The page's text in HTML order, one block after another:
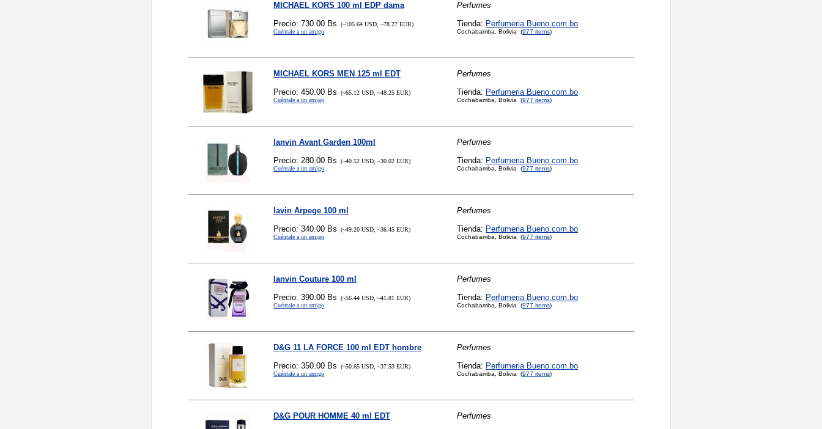
MICHAEL KORS 100 ml EDP dama
Precio: 730.00 Bs (~105.64 USD, ~78.27 EUR)
Cuéntale a un amigo
Perfumes
Tienda: Perfumeria Bueno.com.bo
Cochabamba, Bolivia (977 items)
MICHAEL KORS MEN 125 ml EDT
Precio: 450.00 Bs (~65.12 USD, ~48.25 EUR)
Cuéntale a un amigo
Perfumes
Tienda: Perfumeria Bueno.com.bo
Cochabamba, Bolivia (977 items)
lanvin Avant Garden 100ml
Precio: 280.00 Bs (~40.52 USD, ~30.02 EUR)
Cuéntale a un amigo
Perfumes
Tienda: Perfumeria Bueno.com.bo
Cochabamba, Bolivia (977 items)
lavin Arpege 100 ml
Precio: 340.00 Bs (~49.20 USD, ~36.45 EUR)
Cuéntale a un amigo
Perfumes
Tienda: Perfumeria Bueno.com.bo
Cochabamba, Bolivia (977 items)
lanvin Couture 100 ml
Precio: 390.00 Bs (~56.44 USD, ~41.81 EUR)
Cuéntale a un amigo
Perfumes
Tienda: Perfumeria Bueno.com.bo
Cochabamba, Bolivia (977 items)
D&G 11 LA FORCE 100 ml EDT hombre
Precio: 350.00 Bs (~50.65 USD, ~37.53 EUR)
Cuéntale a un amigo
Perfumes
Tienda: Perfumeria Bueno.com.bo
Cochabamba, Bolivia (977 items)
D&G POUR HOMME 40 ml EDT
Perfumes